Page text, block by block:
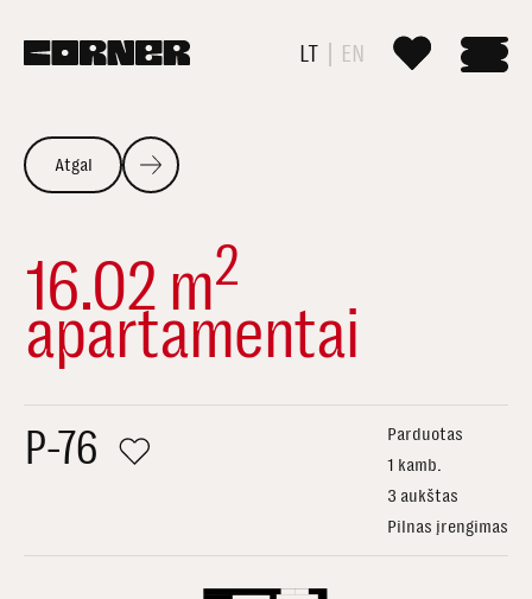
LT EN
Atgal
16.02 m2
apartamentai
P-76
Parduotas
1 kamb.
3 aukštas
Pilnas įrengimas